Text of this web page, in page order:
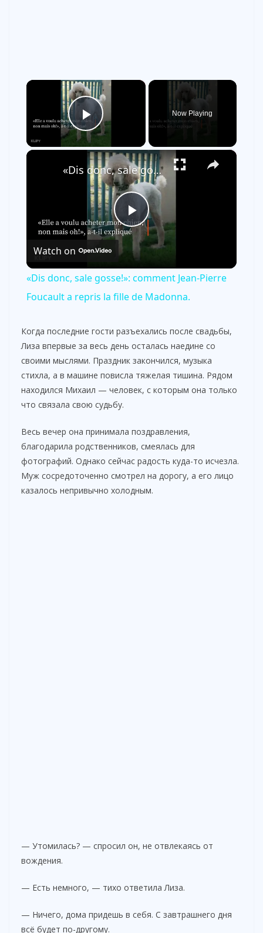
×
Play Video
Now Playing
×
P
l
a
y
V
d
e
«Dis donc, sale gosse!»: comment Jean-Pierre Foucault a repris la fille de Madonna.
Watch on
«Dis donc, sale gosse!»: comment Jean-Pierre
Foucault a repris la fille de Madonna.
Когда последние гости разъехались после свадьбы,
Лиза впервые за весь день осталась наедине со
своими мыслями. Праздник закончился, музыка
стихла, а в машине повисла тяжелая тишина. Рядом
находился Михаил — человек, с которым она только
что связала свою судьбу.
Весь вечер она принимала поздравления,
благодарила родственников, смеялась для
фотографий. Однако сейчас радость куда-то исчезла.
Муж сосредоточенно смотрел на дорогу, а его лицо
казалось непривычно холодным.
— Утомилась? — спросил он, не отвлекаясь от
вождения.
— Есть немного, — тихо ответила Лиза.
— Ничего, дома придешь в себя. С завтрашнего дня
всё будет по-другому.